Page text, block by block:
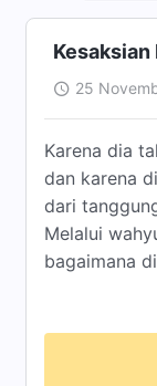
Kesaksian
25
Karena dia
dan karena
dari
Melalui
bagaimana